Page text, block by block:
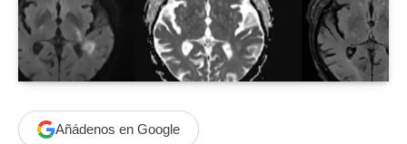
Añádenos en Google